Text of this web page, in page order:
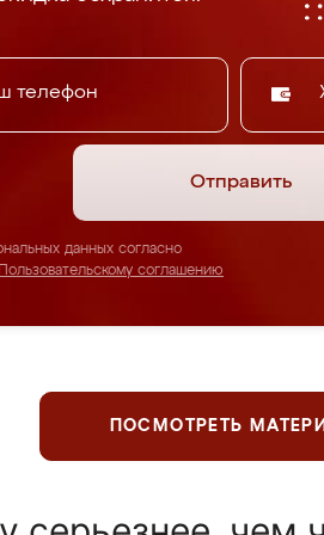
Отправить
данных согласно
Пользовательскому соглашению
ПОСМОТРЕТЬ